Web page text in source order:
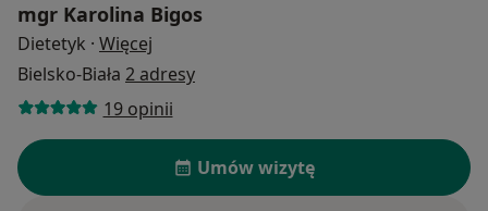
mgr Karolina Bigos
Dietetyk · Więcej
Bielsko-Biała 2 adresy
19 opinii
Umów wizytę